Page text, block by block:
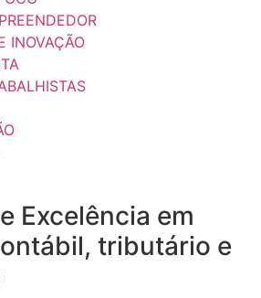
INOVAÇÃO
Excelência em
tributário e